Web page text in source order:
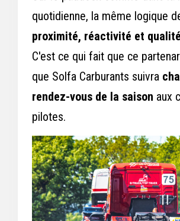
quotidienne, la même logique
proximité, réactivité et
C'est ce qui fait que ce
que Solfa Carburants suivra
rendez-vous de la saison aux
pilotes.